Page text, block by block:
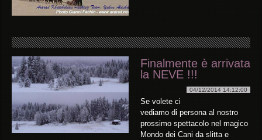
Finalmente è arrivata
la NEVE !!!
04/12/2014 14:12:00
Se volete ci
vediamo di persona al nostro
prossimo spettacolo nel magico
Mondo dei Cani da slitta e